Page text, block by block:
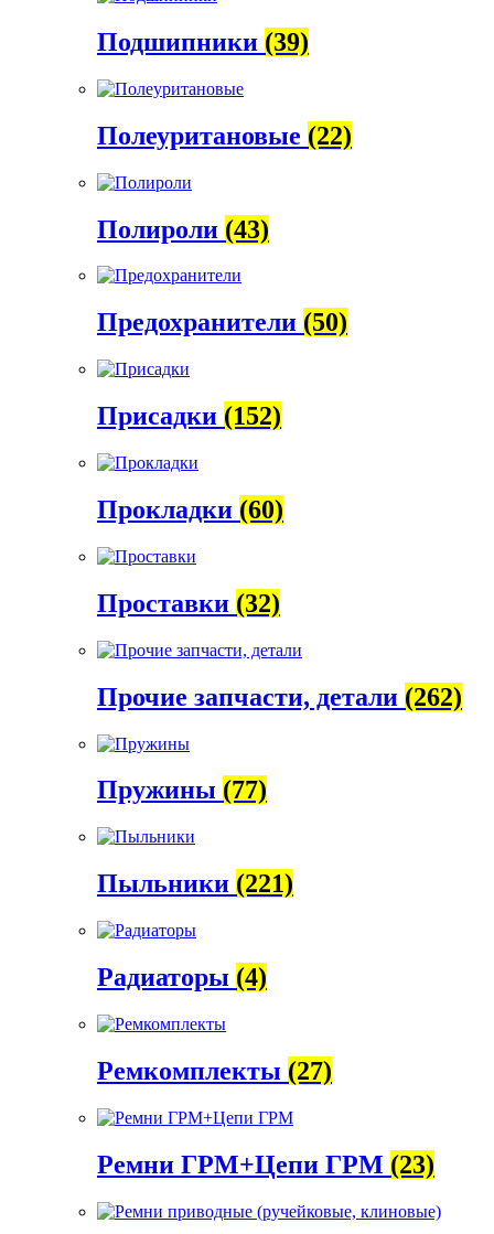
Подшипники (39)
Полеуритановые (22)
Полироли (43)
Предохранители (50)
Присадки (152)
Прокладки (60)
Проставки (32)
Прочие запчасти, детали (262)
Пружины (77)
Пыльники (221)
Радиаторы (4)
Ремкомплекты (27)
Ремни ГРМ+Цепи ГРМ (23)